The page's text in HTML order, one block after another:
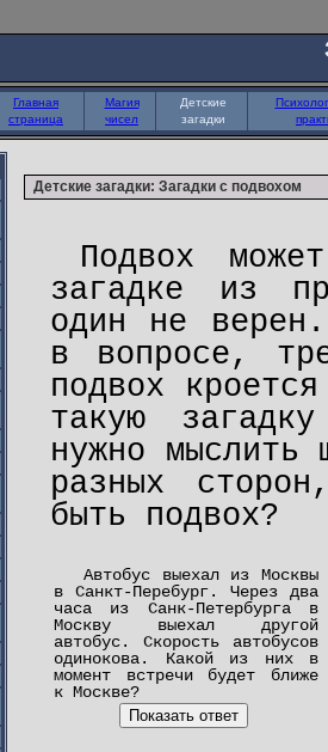
Главная
страница
Магия
чисел
Детские
загадки
Детские загадки: Загадки с подвохом
Подвох
загадке из
один не
в вопросе,
подвох
такую
нужно мыслить
разных
быть подвох?
Автобус выехал из Москвы
в Санкт-Перебург. Через два
часа из Санк-Петербурга в
Москву выехал другой
автобус. Скорость автобусов
одинокова. Какой из них в
момент встречи будет ближе
к Москве?
Показать ответ